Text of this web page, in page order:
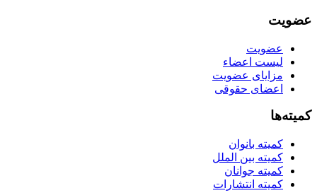
عضویت
عضویت
لیست اعضاء
مزایای عضویت
اعضای حقوقی
کمیته‌ها
کمیته بانوان
کمیته بین الملل
کمیته جوانان
کمیته انتشارات